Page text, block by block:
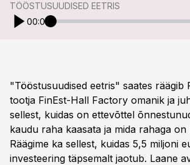
TÖÖSTUSUUDISED EETRIS
00:00
"Tööstusuudised eetris" saates räägib
tootja FinEst-Hall Factory omanik ja
sellest, kuidas on ettevõttel
kaudu raha kaasata ja mida rahaga on
Räägime ka sellest, kuidas 5,5 miljoni
investeering täpsemalt jaotub. Laane